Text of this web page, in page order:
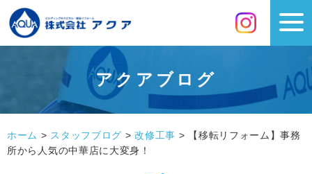
アクアブログ
ホーム > スタッフブログ >改修工事 >
【移転リフォーム】事務
所から人気の中華店に大変身！